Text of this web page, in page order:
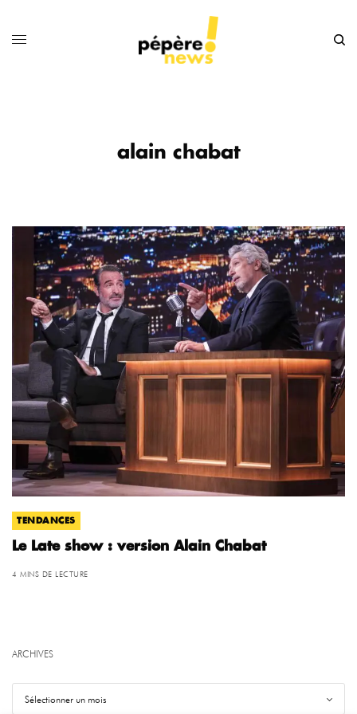
alain chabat
TENDANCES
Le Late show : version Alain Chabat
4 MINS DE LECTURE
ARCHIVES